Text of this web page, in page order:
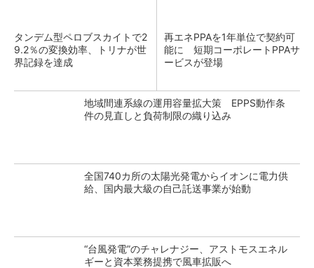
タンデム型ペロブスカイトで2
9.2％の変換効率、トリナが世
界記録を達成
再エネPPAを1年単位で契約可
能に 短期コーポレートPPAサ
ービスが登場
地域間連系線の運用容量拡大策 EPPS動作条
件の見直しと負荷制限の織り込み
全国740カ所の太陽光発電からイオンに電力供
給、国内最大級の自己託送事業が始動
“台風発電”のチャレナジー、アストモスエネル
ギーと資本業務提携で風車拡販へ